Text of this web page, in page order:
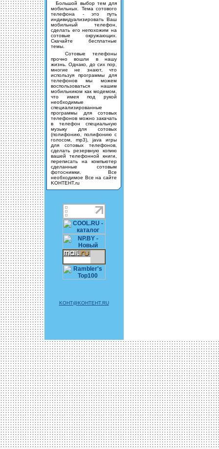
Большой выбор тем для
мобильных. Тема сотового
телефона - это путь
индивидуализировать Ваш
мобильный телефон,
сделать его непохожим на
сотовые окружающих.
Скачайте бесплатные
темы.
Сотовые телефоны
прочно вошли в нашу
жизнь. Однако, до сих пор,
многие не знают, что
используя программы для
телефонов мы можем
воспользоваться нашим
мобильником как модемом,
что имея под рукой
необходимые
специализированные
программы для сотовых
телефонов можно закачать
в телефон специальную
музыку для сотовых
(полифонию, полифонию с
голосом, mp3), java игры
для сотовых телефонов,
сделать резервную копию
вашей телефонной книги,
переписать на компьютер
сделанные сотовым
фотоснимки. Все
необходимое Все на сайте
KOHTEHT.ru
KOHT@KOHTEHT.RU